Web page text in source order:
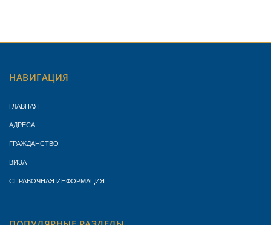
НАВИГАЦИЯ
ГЛАВНАЯ
АДРЕСА
ГРАЖДАНСТВО
ВИЗА
СПРАВОЧНАЯ ИНФОРМАЦИЯ